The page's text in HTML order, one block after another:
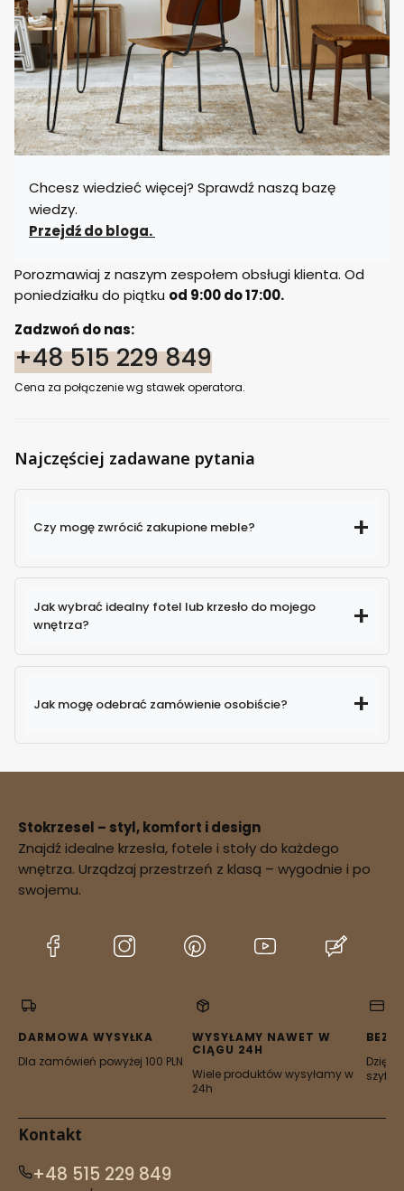
Chcesz wiedzieć więcej? Sprawdź naszą bazę
wiedzy.
Przejdź do bloga.
Porozmawiaj z naszym zespołem obsługi klienta. Od
poniedziałku do piątku od 9:00 do 17:00.
Zadzwoń do nas:
+48 515 229 849
Cena za połączenie wg stawek operatora.
Najczęściej zadawane pytania
Czy mogę zwrócić zakupione meble?
Jak wybrać idealny fotel lub krzesło do mojego
wnętrza?
Jak mogę odebrać zamówienie osobiście?
potwierdzenie
dostępności zamówienia
Stokrzesel – styl, komfort i design
Znajdź idealne krzesła, fotele i stoły do każdego
wnętrza. Urządzaj przestrzeń z klasą – wygodnie i po
swojemu.
(Otwiera (Otwiera (Otwiera
nowej
(Otwiera
nowej
DARMOWA WYSYŁKA
Dla zamówień powyżej 100 PLN
WYSYŁAMY NAWET W
CIĄGU 24H
Wiele produktów wysyłamy w
24h
Dzięki
Kontakt
+48 515 229 849